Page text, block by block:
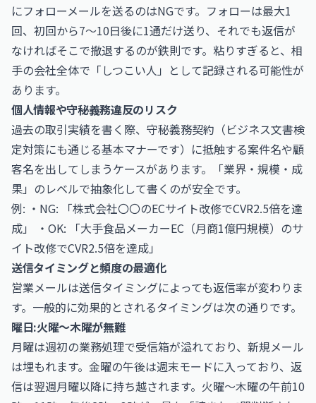
にフォローメールを送るのはNGです。フォローは最大1
回、初回から7〜10日後に1通だけ送り、それでも返信が
なければそこで撤退するのが鉄則です。粘りすぎると、相
手の会社全体で「しつこい人」として記録される可能性が
あります。
個人情報や守秘義務違反のリスク
過去の取引実績を書く際、守秘義務契約（ビジネス文書検
定対策にも通じる基本マナーです）に抵触する案件名や顧
客名を出してしまうケースがあります。「業界・規模・成
果」のレベルで抽象化して書くのが安全です。
例: ・NG: 「株式会社〇〇のECサイト改修でCVR2.5倍を達
成」 ・OK: 「大手食品メーカーEC（月商1億円規模）のサ
イト改修でCVR2.5倍を達成」
送信タイミングと頻度の最適化
営業メールは送信タイミングによっても返信率が変わりま
す。一般的に効果的とされるタイミングは次の通りです。
曜日:火曜〜木曜が無難
月曜は週初の業務処理で受信箱が溢れており、新規メール
は埋もれます。金曜の午後は週末モードに入っており、返
信は翌週月曜以降に持ち越されます。火曜〜木曜の午前10